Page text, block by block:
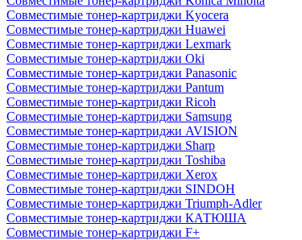
Совместимые тонер-картриджи Kyocera
Совместимые тонер-картриджи Huawei
Совместимые тонер-картриджи Lexmark
Совместимые тонер-картриджи Oki
Совместимые тонер-картриджи Panasonic
Совместимые тонер-картриджи Pantum
Совместимые тонер-картриджи Ricoh
Совместимые тонер-картриджи Samsung
Совместимые тонер-картриджи AVISION
Совместимые тонер-картриджи Sharp
Совместимые тонер-картриджи Toshiba
Совместимые тонер-картриджи Xerox
Совместимые тонер-картриджи SINDOH
Совместимые тонер-картриджи Triumph-Adler
Совместимые тонер-картриджи КАТЮША
Совместимые тонер-картриджи F+